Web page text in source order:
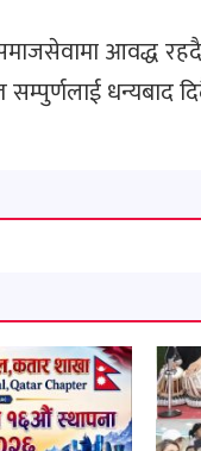
समाजसेवामा
धन्यबाद